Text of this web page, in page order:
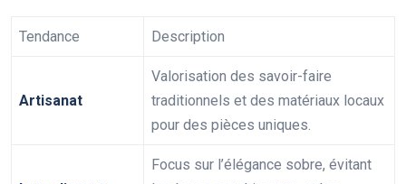
Tendance Description
Artisanat
Valorisation des savoir-faire
traditionnels et des matériaux locaux
pour des pièces uniques.
Focus sur l’élégance sobre, évitant